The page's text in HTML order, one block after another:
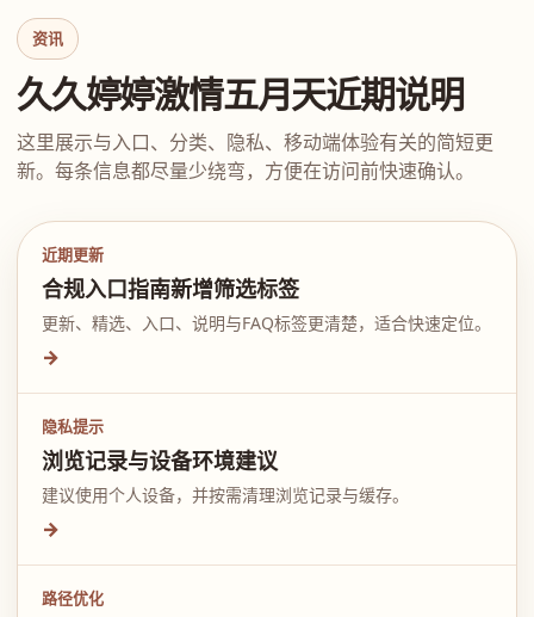
资讯
久久婷婷激情五月天近期说明
这里展示与入口、分类、隐私、移动端体验有关的简短更
新。每条信息都尽量少绕弯，方便在访问前快速确认。
近期更新
合规入口指南新增筛选标签
更新、精选、入口、说明与FAQ标签更清楚，适合快速定位。
→
隐私提示
浏览记录与设备环境建议
建议使用个人设备，并按需清理浏览记录与缓存。
→
路径优化